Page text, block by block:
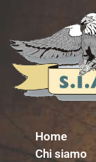
contenuto
Home
Chi siamo